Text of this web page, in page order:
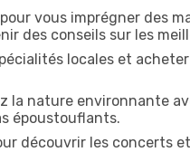
vous imprégner des
des conseils sur les
locales et
la nature environnante
époustouflants.
découvrir les concerts